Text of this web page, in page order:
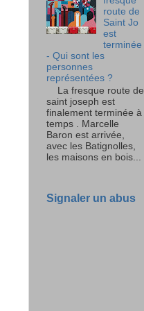
route de
Saint Jo
est
terminée
- Qui sont les
personnes
représentées ?
La fresque route de
saint joseph est
finalement terminée à
temps . Marcelle
Baron est arrivée,
avec les Batignolles,
les maisons en bois...
Signaler un abus